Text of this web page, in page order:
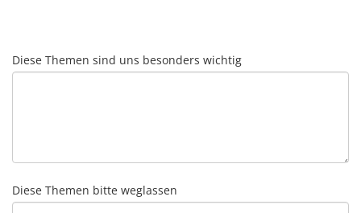
Diese Themen sind uns besonders wichtig
Diese Themen bitte weglassen